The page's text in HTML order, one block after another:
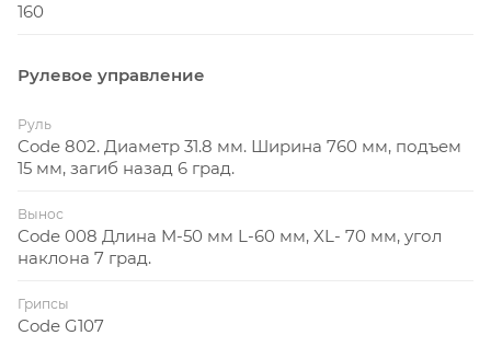
160
Рулевое управление
Руль
Code 802. Диаметр 31.8 мм. Ширина 760 мм, подъем
15 мм, загиб назад 6 град.
Вынос
Code 008 Длина M-50 мм L-60 мм, XL- 70 мм, угол
наклона 7 град.
Грипсы
Code G107